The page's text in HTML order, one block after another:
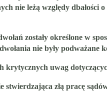
nie leżą względy dbałości
zostały określone w
nie były podważane
uwag
złą pracę